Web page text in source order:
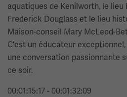
aquatiques de Kenilworth, le
Frederick Douglass et le lieu
Maison-conseil Mary McLeod-
C'est un éducateur
une conversation passionnante
ce soir.
00:01:15:17 - 00:01:32:09